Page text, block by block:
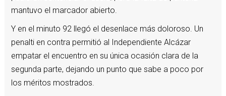
mantuvo el marcador abierto.
Y en el minuto 92 llegó el desenlace más doloroso. Un
penalti en contra permitió al Independiente Alcázar
empatar el encuentro en su única ocasión clara de la
segunda parte, dejando un punto que sabe a poco por
los méritos mostrados.